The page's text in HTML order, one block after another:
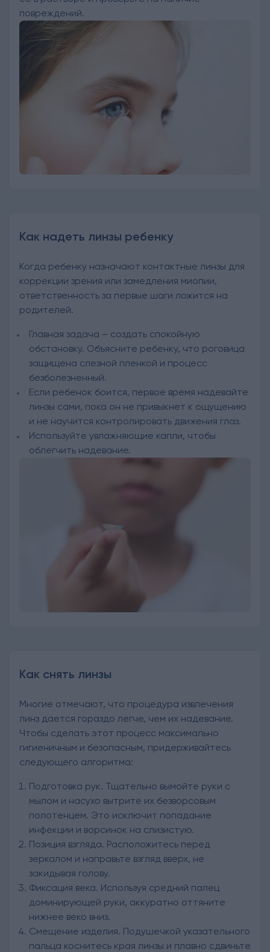
повреждений.
Как надеть линзы ребенку
Когда ребенку назначают контактные линзы для
коррекции зрения или замедления миопии,
ответственность за первые шаги ложится на
родителей.
Главная задача – создать спокойную
обстановку. Объясните ребенку, что роговица
защищена слезной пленкой и процесс
безболезненный.
Если ребенок боится, первое время надевайте
линзы сами, пока он не привыкнет к ощущению
и не научится контролировать движения глаз.
Используйте увлажняющие капли, чтобы
облегчить надевание.
Как снять линзы
Многие отмечают, что процедура извлечения
линз дается гораздо легче, чем их надевание.
Чтобы сделать этот процесс максимально
гигиеничным и безопасным, придерживайтесь
следующего алгоритма:
Подготовка рук. Тщательно вымойте руки с
мылом и насухо вытрите их безворсовым
полотенцем. Это исключит попадание
инфекции и ворсинок на слизистую.
Позиция взгляда. Расположитесь перед
зеркалом и направьте взгляд вверх, не
закидывая голову.
Фиксация века. Используя средний палец
доминирующей руки, аккуратно оттяните
нижнее веко вниз.
Смещение изделия. Подушечкой указательного
пальца коснитесь края линзы и плавно сдвиньте